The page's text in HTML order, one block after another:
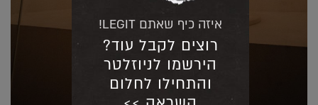
איזה כיף שאתם LEGIT!
רוצים לקבל עוד?
הירשמו לניוזלטר
והתחילו לחלום